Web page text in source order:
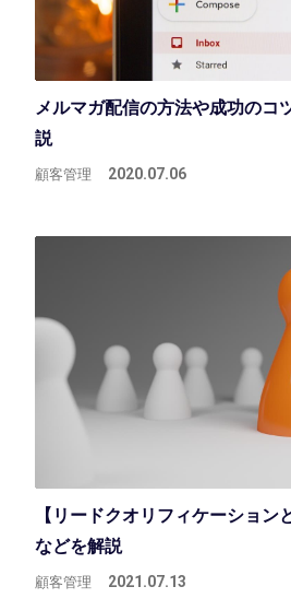
メルマガ配信の方法や成功のコ
説
顧客管理 2020.07.06
【リードクオリフィケーション
などを解説
顧客管理 2021.07.13